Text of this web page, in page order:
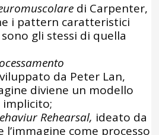
di Carpenter,
i pattern caratteristici
gli stessi di quella
da Peter Lan,
diviene un modello
Rehearsal, ideato da
come processo